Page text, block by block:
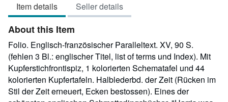
5
stars
Item details Seller details
About this Item
Folio. Englisch-französischer Paralleltext. XV, 90 S.
(fehlen 3 Bl.: englischer Titel, list of terms und Index). Mit
Kupferstichfrontispiz, 1 kolorierten Schematafel und 44
kolorierten Kupfertafeln. Halblederbd. der Zeit (Rücken im
Stil der Zeit erneuert, Ecken bestossen). Eines der